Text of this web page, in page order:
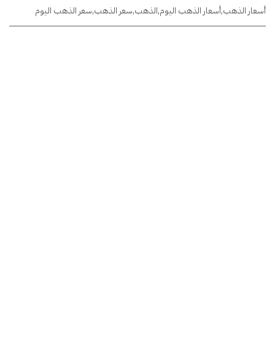
أسعار الذهب,أسعار الذهب اليوم,الذهب,سعر الذهب,سعر الذهب اليوم